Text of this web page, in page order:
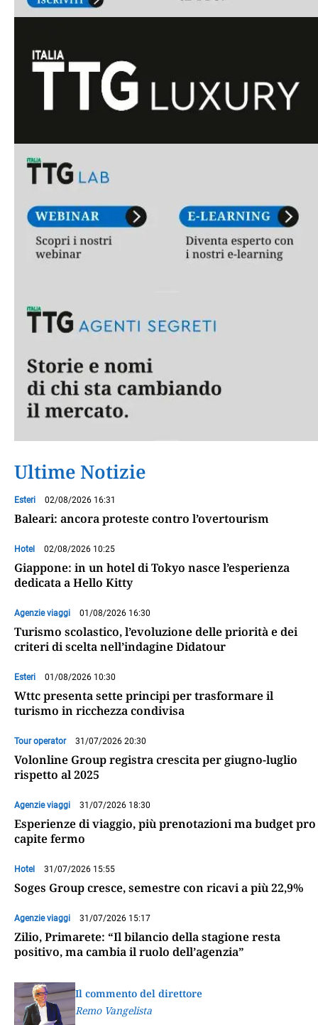
Ultime Notizie
Esteri 02/08/2026 16:31
Baleari: ancora proteste contro l’overtourism
Hotel 02/08/2026 10:25
Giappone: in un hotel di Tokyo nasce l’esperienza
dedicata a Hello Kitty
Agenzie viaggi 01/08/2026 16:30
Turismo scolastico, l’evoluzione delle priorità e dei
criteri di scelta nell’indagine Didatour
Esteri 01/08/2026 10:30
Wttc presenta sette principi per trasformare il
turismo in ricchezza condivisa
Tour operator 31/07/2026 20:30
Volonline Group registra crescita per giugno-luglio
rispetto al 2025
Agenzie viaggi 31/07/2026 18:30
Esperienze di viaggio, più prenotazioni ma budget pro
capite fermo
Hotel 31/07/2026 15:55
Soges Group cresce, semestre con ricavi a più 22,9%
Agenzie viaggi 31/07/2026 15:17
Zilio, Primarete: “Il bilancio della stagione resta
positivo, ma cambia il ruolo dell’agenzia”
Il commento del direttore
Remo Vangelista